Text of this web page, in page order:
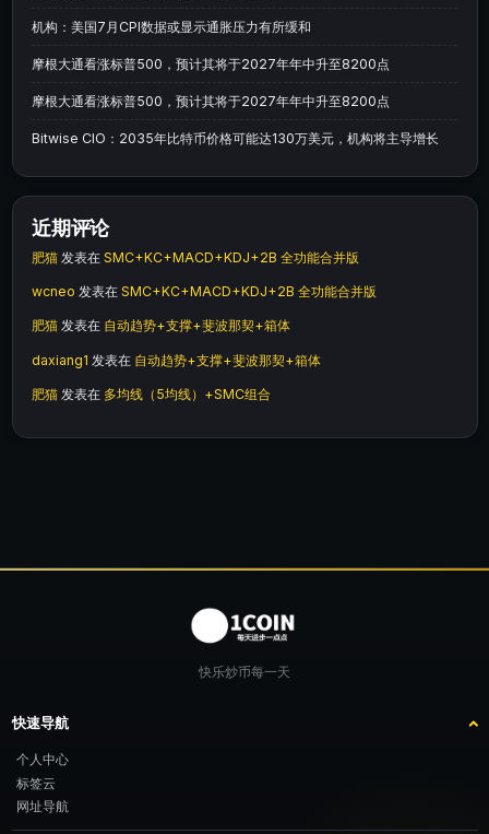
机构：美国7月CPI数据或显示通胀压力有所缓和
摩根大通看涨标普500，预计其将于2027年年中升至8200点
摩根大通看涨标普500，预计其将于2027年年中升至8200点
Bitwise CIO：2035年比特币价格可能达130万美元，机构将主导增长
近期评论
肥猫 发表在 SMC+KC+MACD+KDJ+2B 全功能合并版
wcneo 发表在 SMC+KC+MACD+KDJ+2B 全功能合并版
肥猫 发表在 自动趋势+支撑+斐波那契+箱体
daxiang1 发表在 自动趋势+支撑+斐波那契+箱体
肥猫 发表在 多均线（5均线）+SMC组合
快乐炒币每一天
快速导航
个人中心
标签云
网址导航